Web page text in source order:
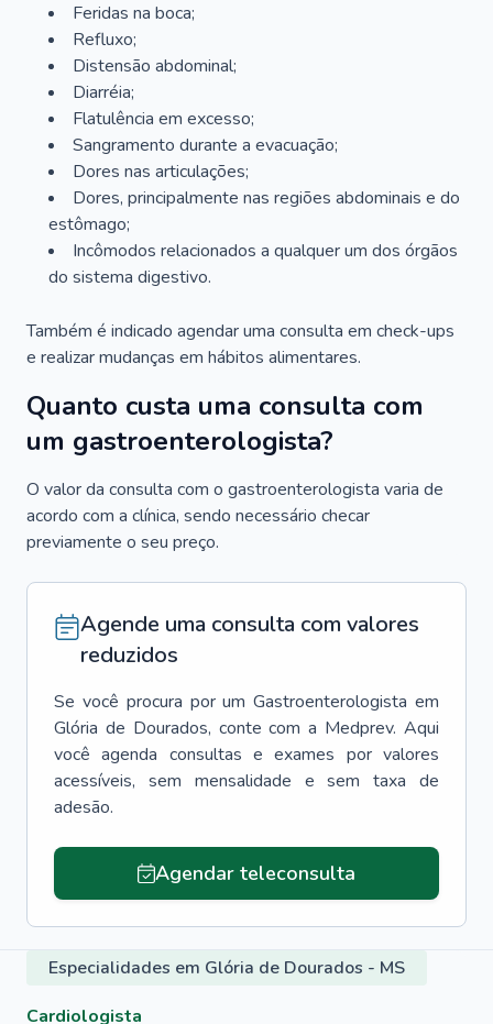
Feridas na boca;
Refluxo;
Distensão abdominal;
Diarréia;
Flatulência em excesso;
Sangramento durante a evacuação;
Dores nas articulações;
Dores, principalmente nas regiões abdominais e do
estômago;
Incômodos relacionados a qualquer um dos órgãos
do sistema digestivo.
Também é indicado agendar uma consulta em check-ups
e realizar mudanças em hábitos alimentares.
Quanto custa uma consulta com
um gastroenterologista?
O valor da consulta com o gastroenterologista varia de
acordo com a clínica, sendo necessário checar
previamente o seu preço.
Agende uma consulta com valores
reduzidos
Se você procura por um Gastroenterologista em
Glória de Dourados, conte com a Medprev. Aqui
você agenda consultas e exames por valores
acessíveis, sem mensalidade e sem taxa de
adesão.
Agendar teleconsulta
Especialidades em Glória de Dourados - MS
Cardiologista